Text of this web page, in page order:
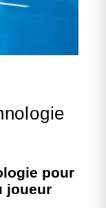
pour
joueur